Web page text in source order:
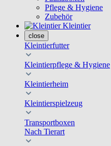
Pflege & Hygiene
Zubehör
Kleintier
close
Kleintierfutter
Kleintierpflege & Hygiene
Kleintierheim
Kleintierspielzeug
Transportboxen
Nach Tierart